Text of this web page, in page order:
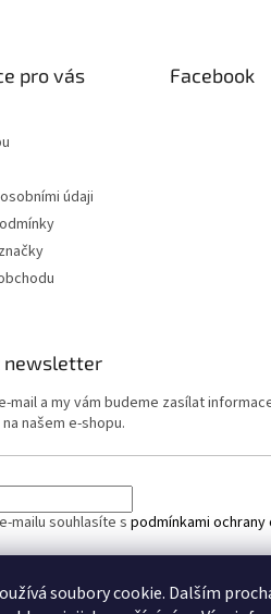
soubory cookie. Dalším
pro vás
údaji
Facebook
newsletter
mail a my vám budeme zasílat
našem e-shopu.
mailu souhlasíte s podmínkami ochrany
SE